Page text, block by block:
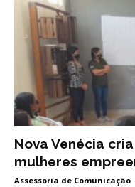
Nova Venécia
mulheres
Assessoria de Comunicação